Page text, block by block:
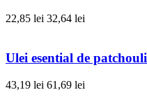
22,85 lei 32,64 lei
Ulei esential de patchouli
43,19 lei 61,69 lei